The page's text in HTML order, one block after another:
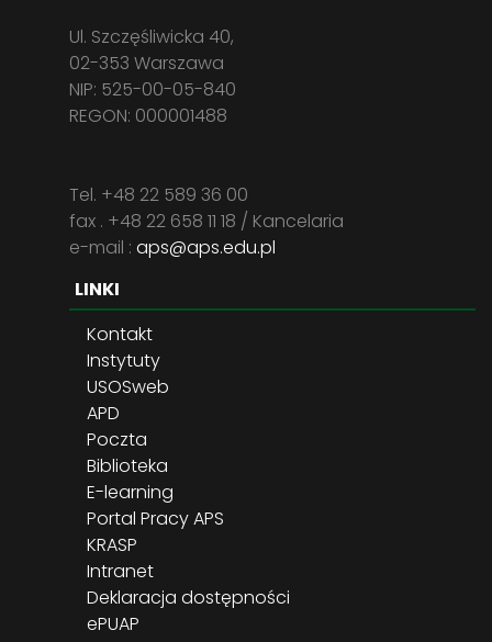
Ul. Szczęśliwicka 40,
02-353 Warszawa
NIP: 525-00-05-840
REGON: 000001488
Tel. +48 22 589 36 00
fax . +48 22 658 11 18 / Kancelaria
e-mail : aps@aps.edu.pl
LINKI
Kontakt
Instytuty
USOSweb
APD
Poczta
Biblioteka
E-learning
Portal Pracy APS
KRASP
Intranet
Deklaracja dostępności
ePUAP